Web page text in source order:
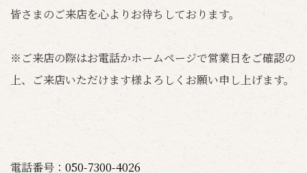
皆さまのご来店を心よりお待ちしております。
※ご来店の際はお電話かホームページで営業日をご確認の
上、ご来店いただけます様よろしくお願い申し上げます。
電話番号： 050-7300-4026